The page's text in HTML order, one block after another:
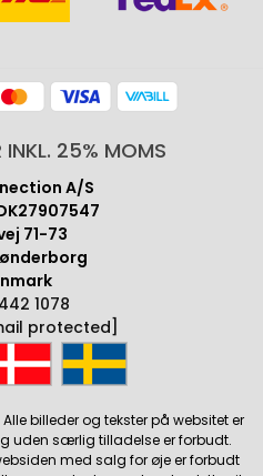
INKL. 25% MOMS
A/S
71-73
1078
protected]
billeder og tekster på websitet er
uden særlig tilladelse er forbudt.
med salg for øje er forbudt